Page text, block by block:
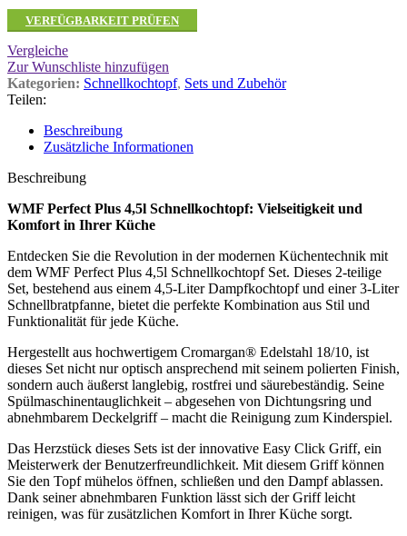
VERFÜGBARKEIT PRÜFEN
Vergleiche
Zur Wunschliste hinzufügen
Kategorien: Schnellkochtopf, Sets und Zubehör
Teilen:
Beschreibung
Zusätzliche Informationen
Beschreibung
WMF Perfect Plus 4,5l Schnellkochtopf: Vielseitigkeit und
Komfort in Ihrer Küche
Entdecken Sie die Revolution in der modernen Küchentechnik mit
dem WMF Perfect Plus 4,5l Schnellkochtopf Set. Dieses 2-teilige
Set, bestehend aus einem 4,5-Liter Dampfkochtopf und einer 3-Liter
Schnellbratpfanne, bietet die perfekte Kombination aus Stil und
Funktionalität für jede Küche.
Hergestellt aus hochwertigem Cromargan® Edelstahl 18/10, ist
dieses Set nicht nur optisch ansprechend mit seinem polierten Finish,
sondern auch äußerst langlebig, rostfrei und säurebeständig. Seine
Spülmaschinentauglichkeit – abgesehen von Dichtungsring und
abnehmbarem Deckelgriff – macht die Reinigung zum Kinderspiel.
Das Herzstück dieses Sets ist der innovative Easy Click Griff, ein
Meisterwerk der Benutzerfreundlichkeit. Mit diesem Griff können
Sie den Topf mühelos öffnen, schließen und den Dampf ablassen.
Dank seiner abnehmbaren Funktion lässt sich der Griff leicht
reinigen, was für zusätzlichen Komfort in Ihrer Küche sorgt.